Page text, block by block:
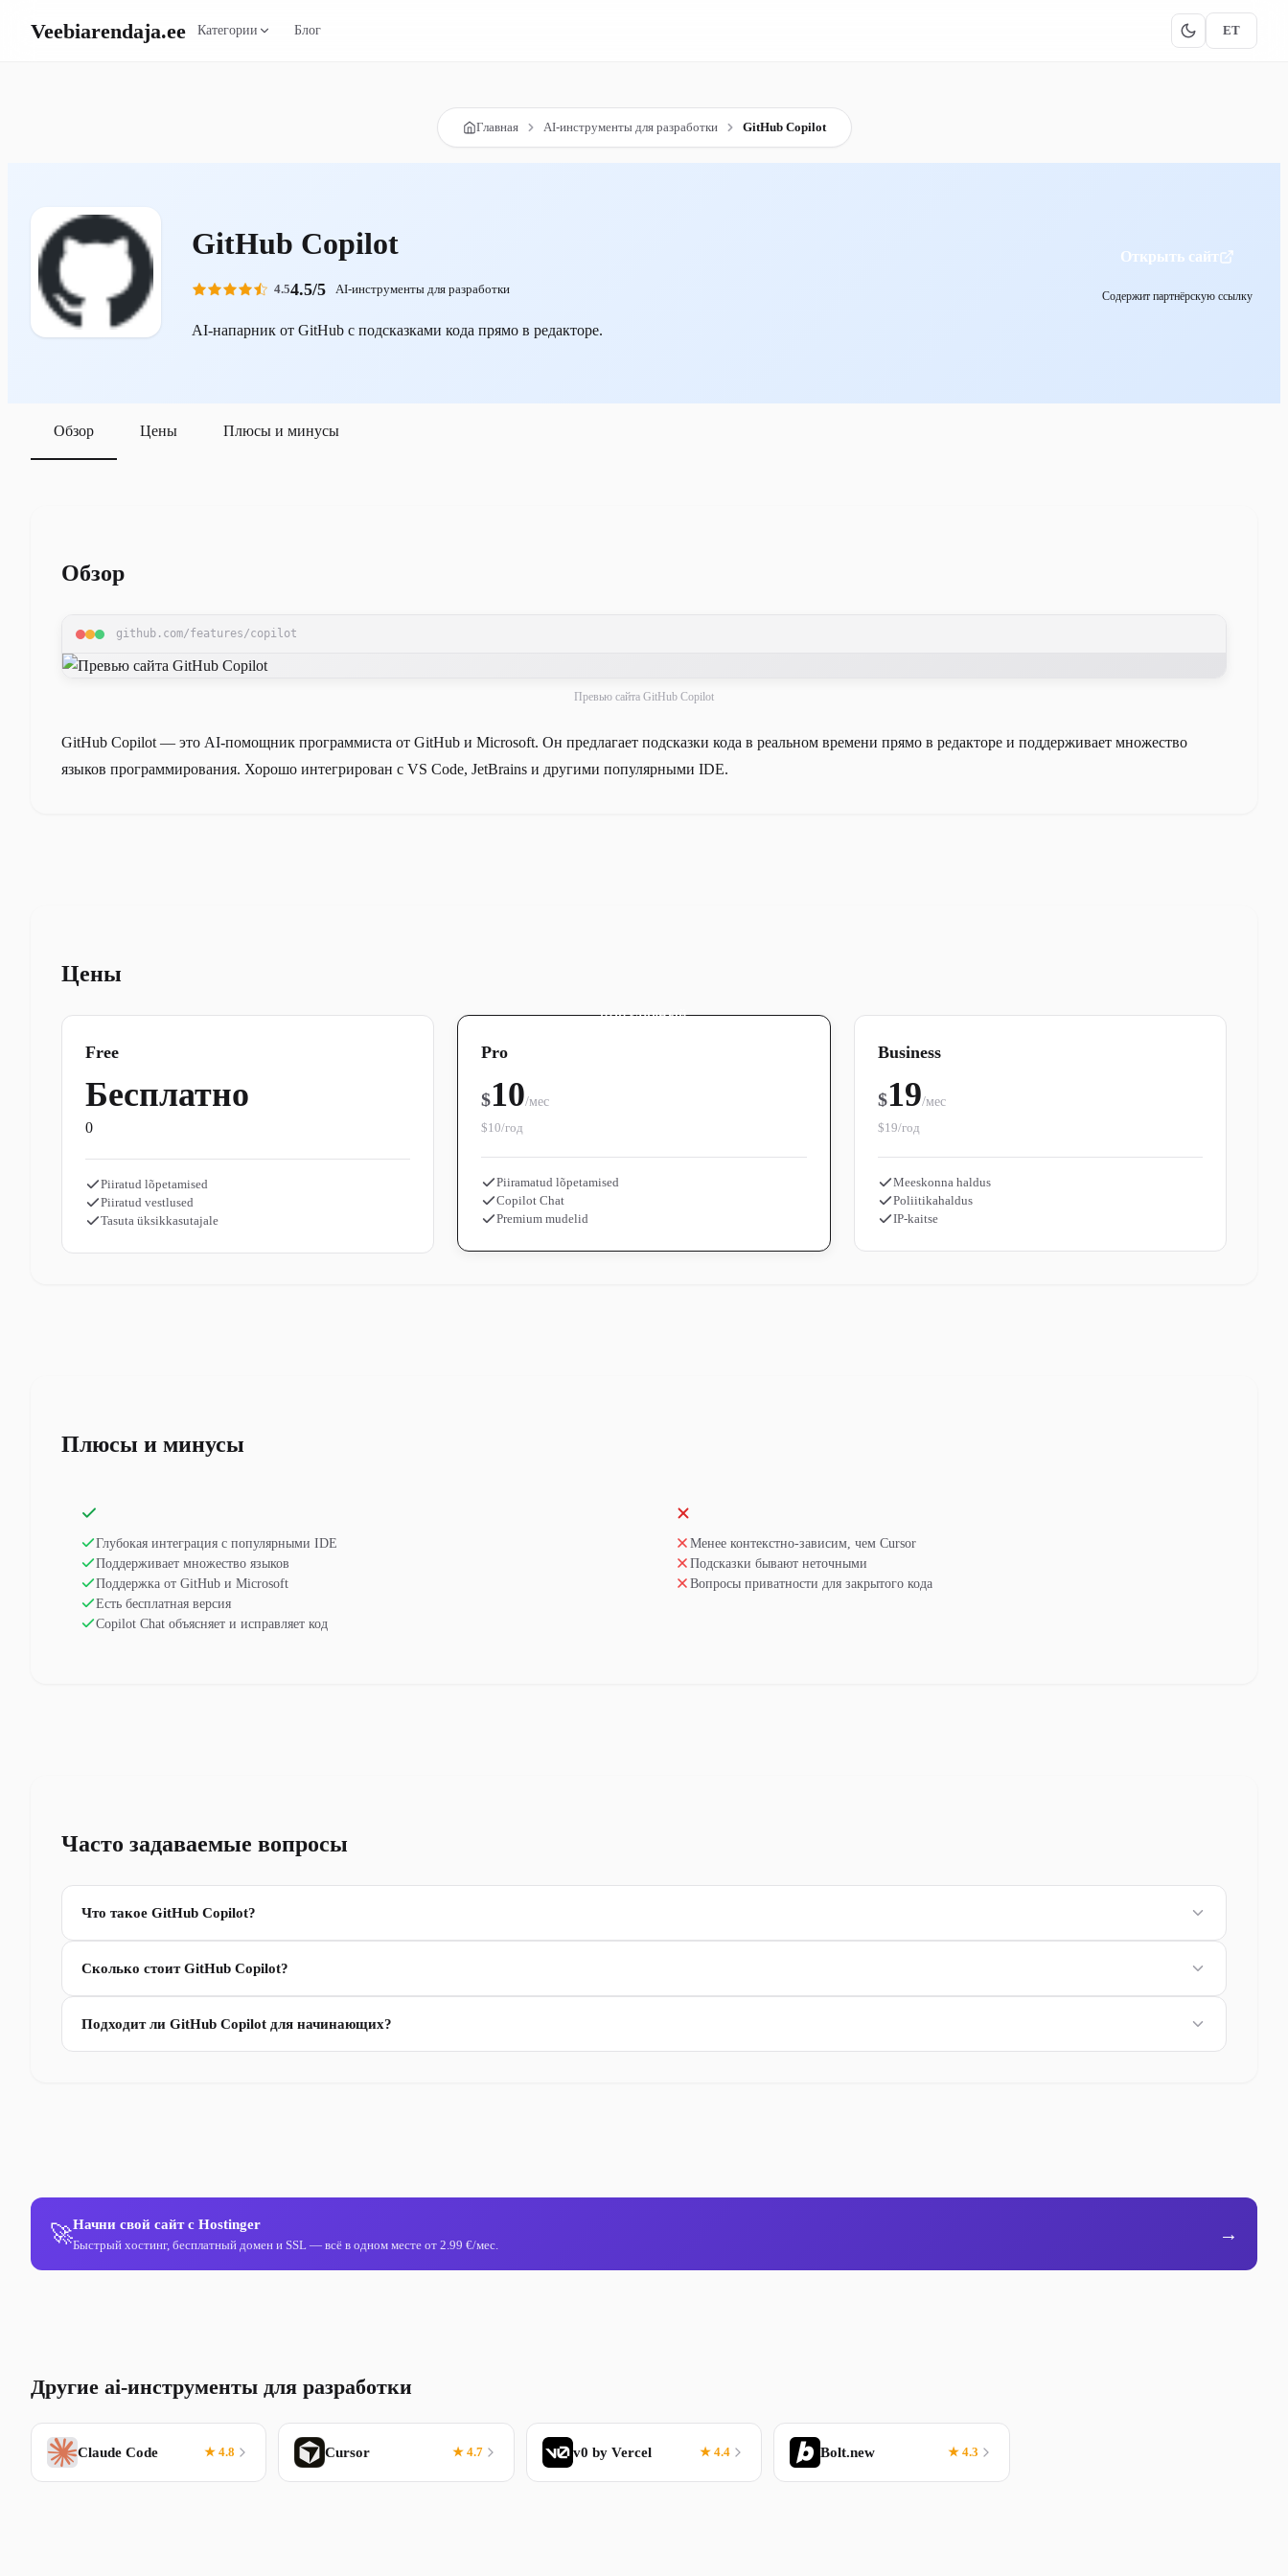
Veebiarendaja.ee Категории Блог ET
Главная AI-инструменты для разработки GitHub Copilot
GitHub Copilot
4.54.5/5 AI-инструменты для разработки
AI-напарник от GitHub с подсказками кода прямо в редакторе.
Открыть сайт
Содержит партнёрскую ссылку
Обзор Цены Плюсы и минусы
Обзор
github.com/features/copilot
Превью сайта GitHub Copilot
GitHub Copilot — это AI-помощник программиста от GitHub и Microsoft. Он предлагает подсказки кода в реальном времени прямо в редакторе и поддерживает множество
языков программирования. Хорошо интегрирован с VS Code, JetBrains и другими популярными IDE.
Цены
Free
Бесплатно
0
Piiratud lõpetamised
Piiratud vestlused
Tasuta üksikkasutajale
ПОПУЛЯРНЫЙ
Pro
$10/мес
$10/год
Piiramatud lõpetamised
Copilot Chat
Premium mudelid
Business
$19/мес
$19/год
Meeskonna haldus
Poliitikahaldus
IP-kaitse
Плюсы и минусы
Глубокая интеграция с популярными IDE
Поддерживает множество языков
Поддержка от GitHub и Microsoft
Есть бесплатная версия
Copilot Chat объясняет и исправляет код
Менее контекстно-зависим, чем Cursor
Подсказки бывают неточными
Вопросы приватности для закрытого кода
Часто задаваемые вопросы
Что такое GitHub Copilot?
Сколько стоит GitHub Copilot?
Подходит ли GitHub Copilot для начинающих?
🚀Начни свой сайт с Hostinger
Быстрый хостинг, бесплатный домен и SSL — всё в одном месте от 2.99 €/мес.
→
Другие ai-инструменты для разработки
Claude Code ★ 4.8 Cursor ★ 4.7 v0 by Vercel ★ 4.4 Bolt.new ★ 4.3